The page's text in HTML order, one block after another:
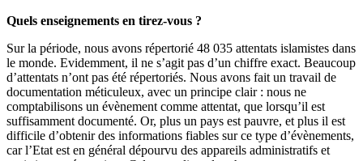
Quels enseignements en tirez-vous ?
Sur la période, nous avons répertorié 48 035 attentats islamistes dans
le monde. Evidemment, il ne s’agit pas d’un chiffre exact. Beaucoup
d’attentats n’ont pas été répertoriés. Nous avons fait un travail de
documentation méticuleux, avec un principe clair : nous ne
comptabilisons un évènement comme attentat, que lorsqu’il est
suffisamment documenté. Or, plus un pays est pauvre, et plus il est
difficile d’obtenir des informations fiables sur ce type d’évènements,
car l’Etat est en général dépourvu des appareils administratifs et